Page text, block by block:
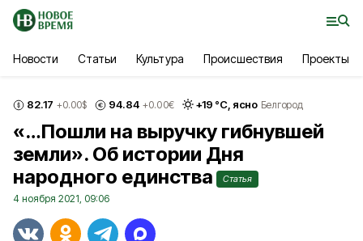
Новости Статьи Культура Происшествия Проекты
82.17 +0.00$ 94.84 +0.00€ +19 °С, ясно Белгород
«…Пошли на выручку гибнувшей
земли». Об истории Дня
народного единства
Статья
4 ноября 2021, 09:06